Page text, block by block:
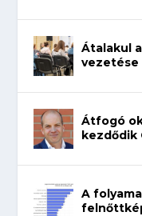
Átalakul
vezetése
Átfogó
kezdődik
A